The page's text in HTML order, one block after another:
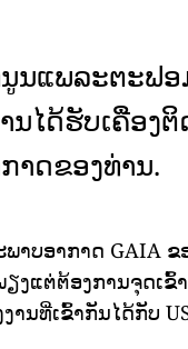
ນແພລະຕະຟ
ນໄດ້ຮັບເຄື່ອງ
າດຂອງທ່ານ.
າບອາກາດ GAIA ຂ
ງແຕ່ຕ້ອງການຈຸດເຂົ້
ນທີ່ເຂົ້າກັນໄດ້ກັບ